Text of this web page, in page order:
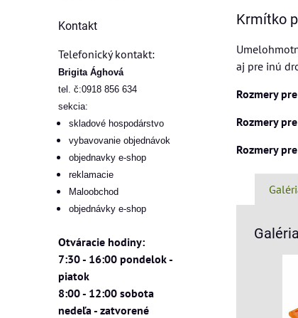
Krmítko
aj pre inú
Rozmery
Rozmery
Rozmery
Galéria
Kontakt
Telefonický kontakt:
Brigita Ághová
tel. č:0918 856 634
sekcia:
skladové hospodárstvo
vybavovanie objednávok
objednavky e-shop
reklamacie
Maloobchod
objednávky e-shop
Otváracie hodiny:
7:30 - 16:00 pondelok -
piatok
8:00 - 12:00 sobota
nedeľa - zatvorené